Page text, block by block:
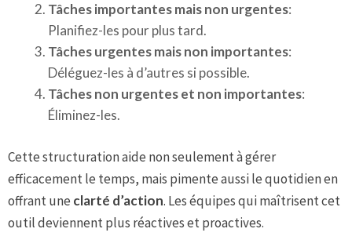
Tâches importantes mais non urgentes:
Planifiez-les pour plus tard.
Tâches urgentes mais non importantes:
Déléguez-les à d’autres si possible.
Tâches non urgentes et non importantes:
Éliminez-les.
Cette structuration aide non seulement à gérer
efficacement le temps, mais pimente aussi le quotidien en
offrant une clarté d’action. Les équipes qui maîtrisent cet
outil deviennent plus réactives et proactives.